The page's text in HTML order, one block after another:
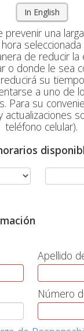
In English
prevenir una
de reducir
o donde le sea
su
a uno de
su
teléfono celular).
Apellido
Número